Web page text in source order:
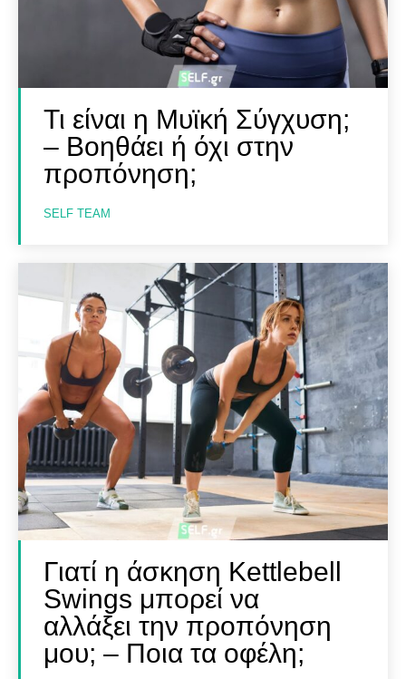
Τι είναι η Μυϊκή Σύγχυση;
– Βοηθάει ή όχι στην
προπόνηση;
SELF TEAM
Γιατί η άσκηση Kettlebell
Swings μπορεί να
αλλάξει την προπόνηση
μου; – Ποια τα οφέλη;